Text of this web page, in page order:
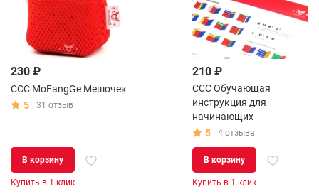
230 ₽
CCC MoFangGe Мешочек
5
31 отзыв
В корзину
Купить в 1 клик
210 ₽
CCC Обучающая
инструкция для
начинающих
5
4 отзыва
В корзину
Купить в 1 клик